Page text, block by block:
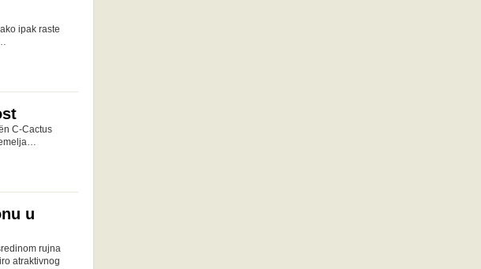
ipak raste
C-Cactus
u
rujna
atraktivnog